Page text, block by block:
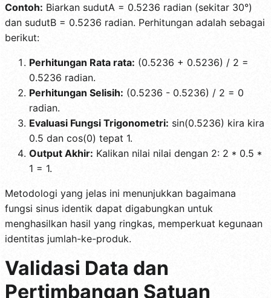
Contoh: Biarkan sudutA = 0.5236 radian (sekitar 30°)
dan sudutB = 0.5236 radian. Perhitungan adalah sebagai
berikut:
Perhitungan Rata rata: (0.5236 + 0.5236) / 2 =
0.5236 radian.
Perhitungan Selisih: (0.5236 - 0.5236) / 2 = 0
radian.
Evaluasi Fungsi Trigonometri: sin(0.5236) kira kira
0.5 dan cos(0) tepat 1.
Output Akhir: Kalikan nilai nilai dengan 2: 2 * 0.5 *
1 = 1.
Metodologi yang jelas ini menunjukkan bagaimana
fungsi sinus identik dapat digabungkan untuk
menghasilkan hasil yang ringkas, memperkuat kegunaan
identitas jumlah-ke-produk.
Validasi Data dan
Pertimbangan Satuan